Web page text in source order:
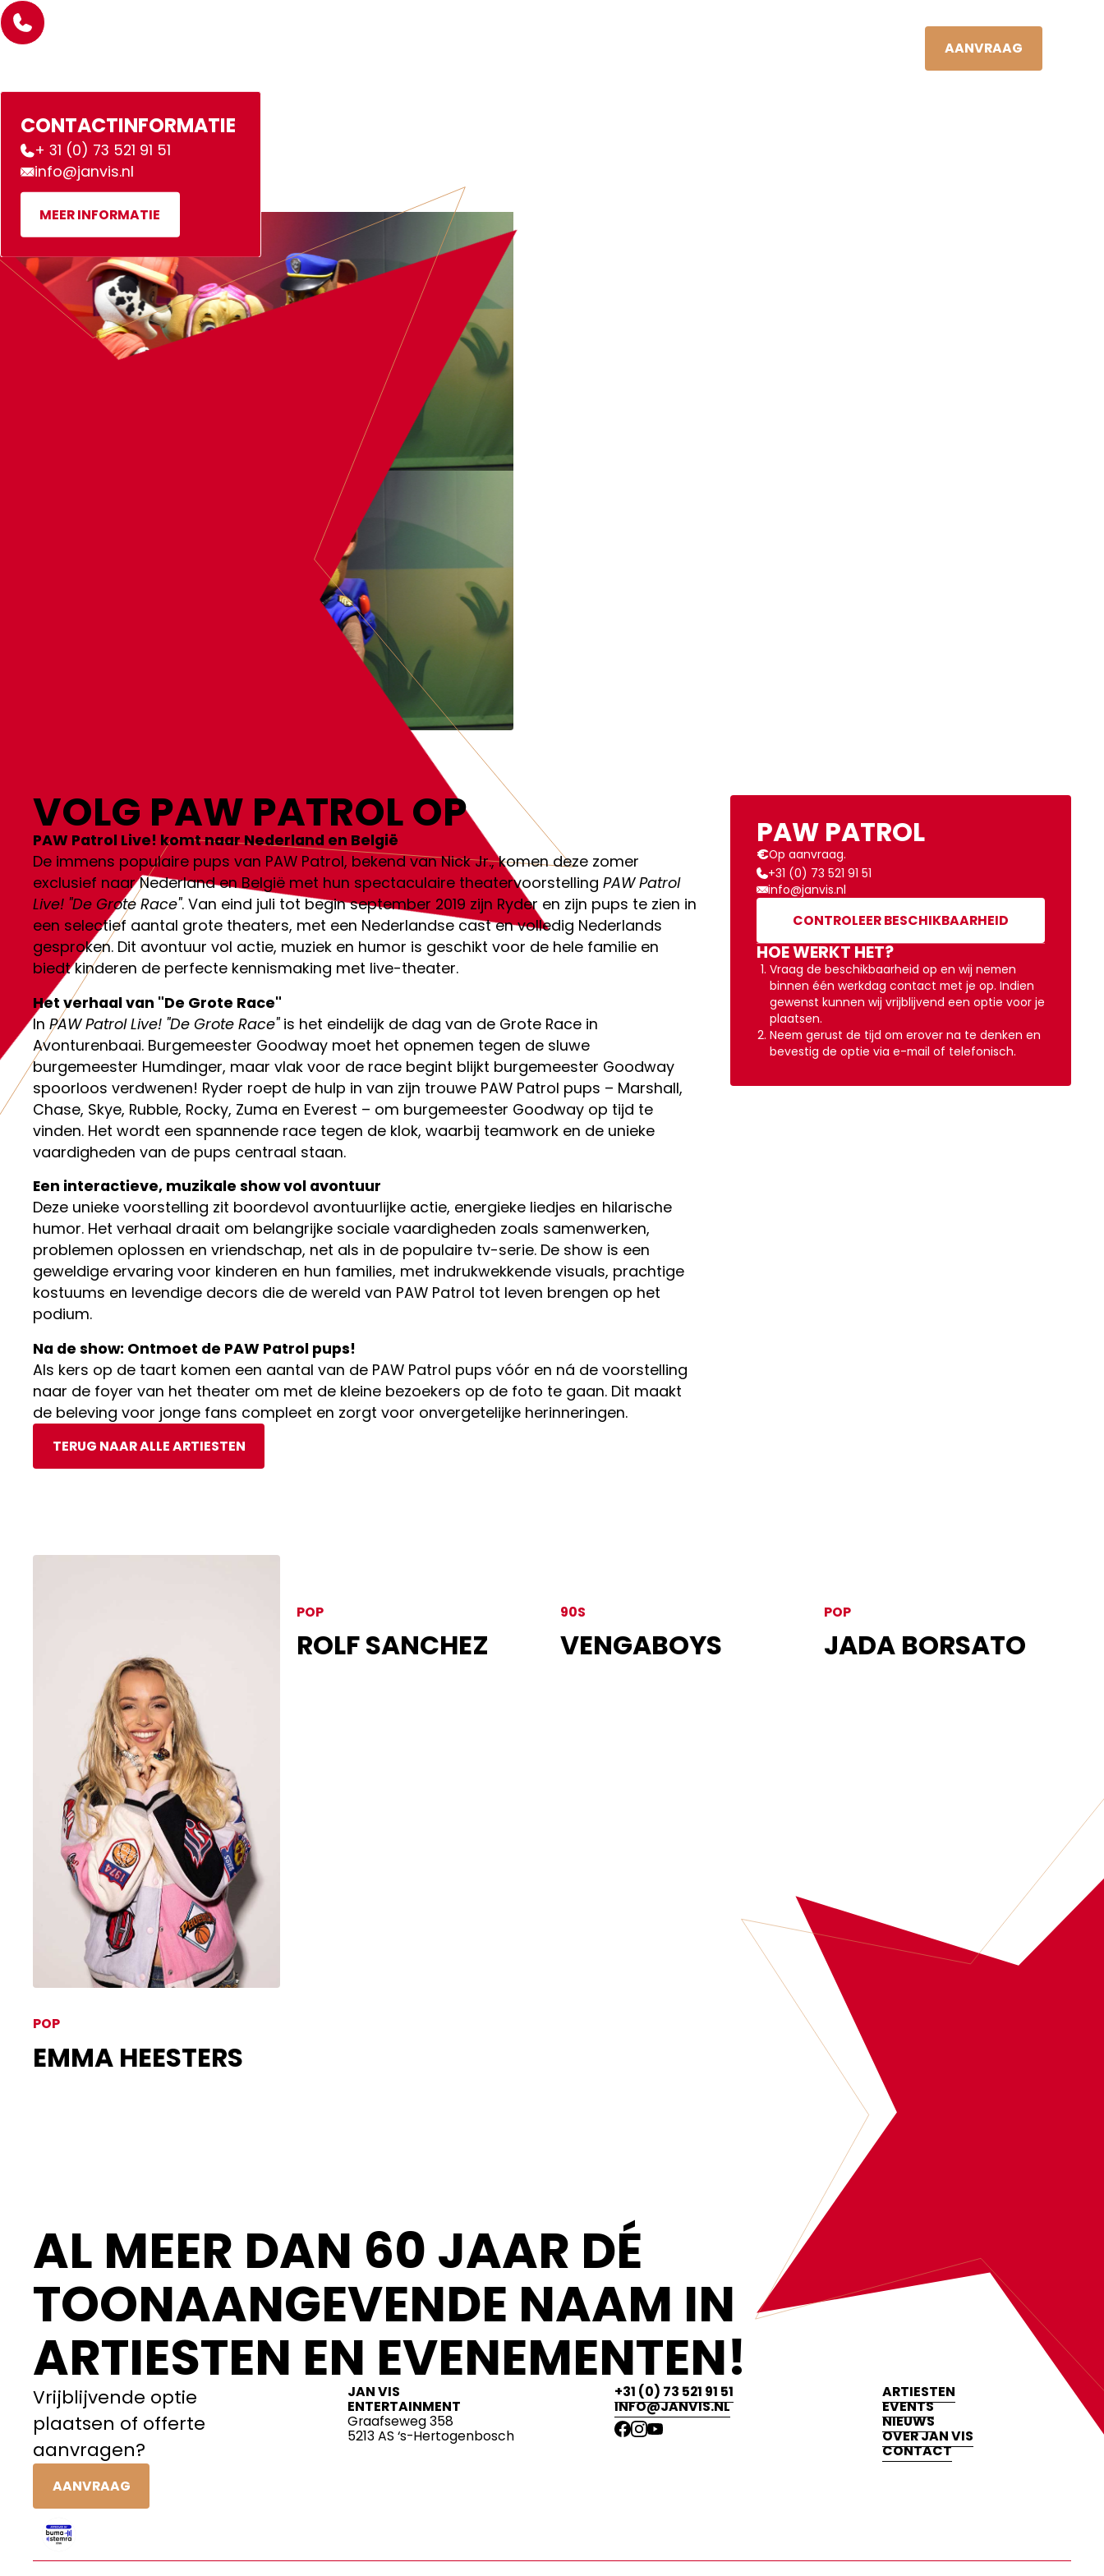
AANVRAAG
CONTACTINFORMATIE
+ 31 (0) 73 521 91 51
info@janvis.nl
MEER INFORMATIE
VOLG PAW PATROL OP
PAW Patrol Live! komt naar Nederland en België
De immens populaire pups van PAW Patrol, bekend van Nick Jr., komen deze zomer
exclusief naar Nederland en België met hun spectaculaire theatervoorstelling PAW Patrol
Live! "De Grote Race". Van eind juli tot begin september 2019 zijn Ryder en zijn pups te zien in
een selectief aantal grote theaters, met een Nederlandse cast en volledig Nederlands
gesproken. Dit avontuur vol actie, muziek en humor is geschikt voor de hele familie en
biedt kinderen de perfecte kennismaking met live-theater.
Het verhaal van "De Grote Race"
In PAW Patrol Live! "De Grote Race"is het eindelijk de dag van de Grote Race in
Avonturenbaai. Burgemeester Goodway moet het opnemen tegen de sluwe
burgemeester Humdinger, maar vlak voor de race begint blijkt burgemeester Goodway
spoorloos verdwenen! Ryder roept de hulp in van zijn trouwe PAW Patrol pups – Marshall,
Chase, Skye, Rubble, Rocky, Zuma en Everest – om burgemeester Goodway op tijd te
vinden. Het wordt een spannende race tegen de klok, waarbij teamwork en de unieke
vaardigheden van de pups centraal staan.
Een interactieve, muzikale show vol avontuur
Deze unieke voorstelling zit boordevol avontuurlijke actie, energieke liedjes en hilarische
humor. Het verhaal draait om belangrijke sociale vaardigheden zoals samenwerken,
problemen oplossen en vriendschap, net als in de populaire tv-serie. De show is een
geweldige ervaring voor kinderen en hun families, met indrukwekkende visuals, prachtige
kostuums en levendige decors die de wereld van PAW Patrol tot leven brengen op het
podium.
Na de show: Ontmoet de PAW Patrol pups!
Als kers op de taart komen een aantal van de PAW Patrol pups vóór en ná de voorstelling
naar de foyer van het theater om met de kleine bezoekers op de foto te gaan. Dit maakt
de beleving voor jonge fans compleet en zorgt voor onvergetelijke herinneringen.
TERUG NAAR ALLE ARTIESTEN
PAW PATROL
€Op aanvraag.
+31 (0) 73 521 91 51
info@janvis.nl
CONTROLEER BESCHIKBAARHEID
HOE WERKT HET?
Vraag de beschikbaarheid op en wij nemen
binnen één werkdag contact met je op. Indien
gewenst kunnen wij vrijblijvend een optie voor je
plaatsen.
Neem gerust de tijd om erover na te denken en
bevestig de optie via e-mail of telefonisch.
EMMA HEESTERS
POP
ROLF SANCHEZ
POP
VENGABOYS
90S
JADA BORSATO
POP
AL MEER DAN 60 JAAR DÉ
TOONAANGEVENDE NAAM IN
ARTIESTEN EN EVENEMENTEN!‍
Vrijblijvende optie
plaatsen of offerte
aanvragen?
AANVRAAG
JAN VIS
ENTERTAINMENT
Graafseweg 358
5213 AS ‘s-Hertogenbosch
+31 (0) 73 521 91 51
INFO@JANVIS.NL
ARTIESTEN
EVENTS
NIEUWS
OVER JAN VIS
CONTACT